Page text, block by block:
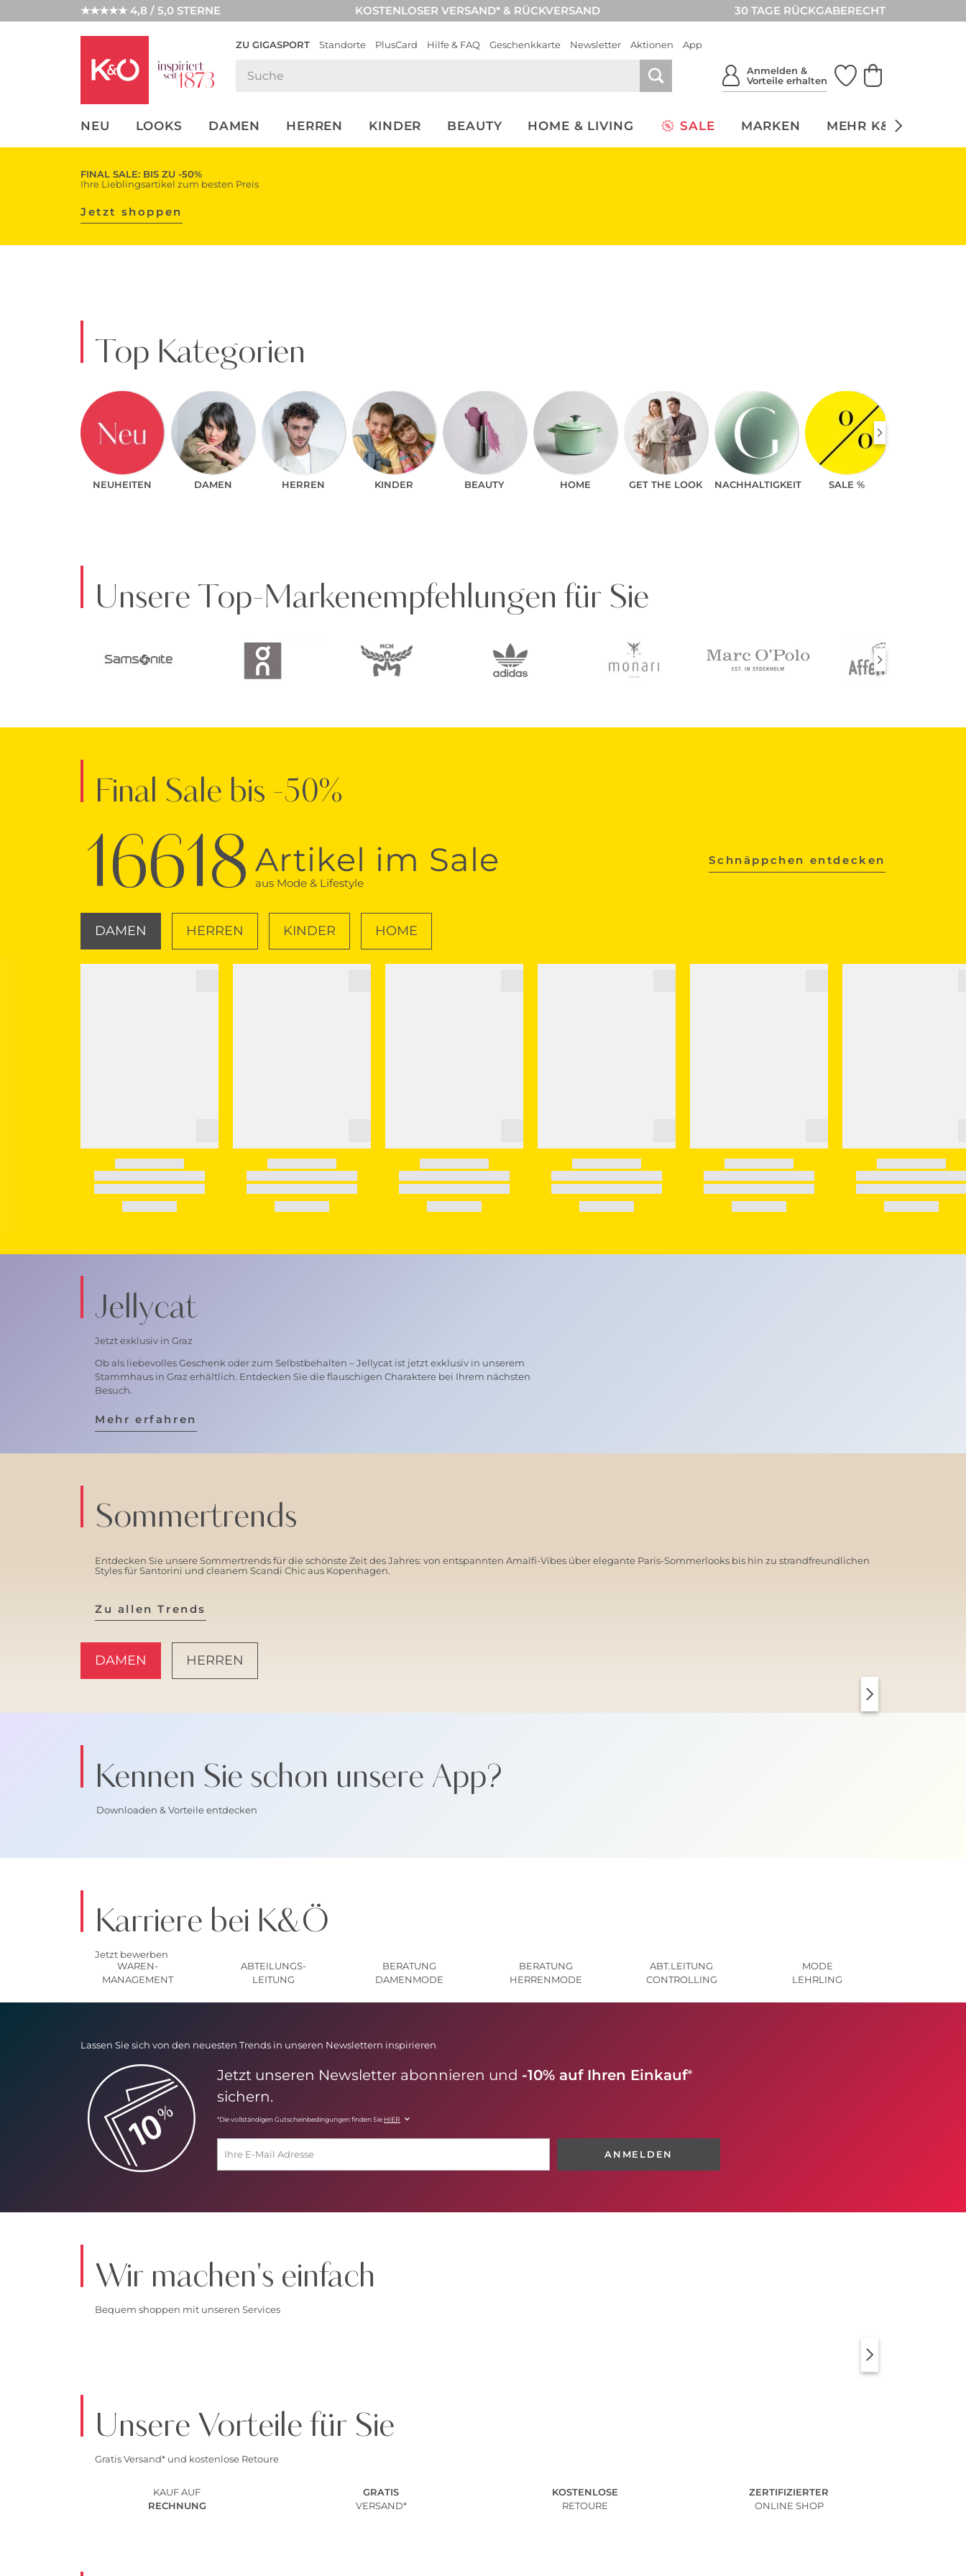
★★★★★ 4,8 / 5,0 STERNE KOSTENLOSER VERSAND* & RÜCKVERSAND 30 TAGE RÜCKGABERECHT
ZU GIGASPORT Standorte PlusCard Hilfe & FAQ Geschenkkarte Newsletter Aktionen App
Anmelden &
Vorteile erhalten
NEU LOOKS DAMEN HERREN KINDER BEAUTY HOME & LIVING SALE MARKEN MEHR K&Ö
UNSERE APP
CLICK &
FINAL SALE: BIS ZU -50%
Ihre Lieblingsartikel zum besten Preis
Jetzt shoppen
Top Kategorien
NEUHEITEN DAMEN HERREN KINDER BEAUTY HOME GET THE LOOK NACHHALTIGKEIT SALE %
Unsere Top-Markenempfehlungen für Sie
Final Sale bis -50%
16618 Artikel im Sale
aus Mode & Lifestyle
Schnäppchen entdecken
DAMEN HERREN KINDER HOME
Jellycat
Jetzt exklusiv in Graz
Ob als liebevolles Geschenk oder zum Selbstbehalten – Jellycat ist jetzt exklusiv in unserem
Stammhaus in Graz erhältlich. Entdecken Sie die flauschigen Charaktere bei Ihrem nächsten
Besuch.
Mehr erfahren
Sommertrends
Entdecken Sie unsere Sommertrends für die schönste Zeit des Jahres: von entspannten Amalfi-Vibes über elegante Paris-Sommerlooks bis hin zu strandfreundlichen
Styles für Santorini und cleanem Scandi Chic aus Kopenhagen.
Zu allen Trends
DAMEN HERREN
Kennen Sie schon unsere App?
Downloaden & Vorteile entdecken
Karriere bei K&Ö
Jetzt bewerben
WAREN-
MANAGEMENT
ABTEILUNGS-
LEITUNG
BERATUNG
DAMENMODE
BERATUNG
HERRENMODE
ABT.LEITUNG
CONTROLLING
MODE
LEHRLING
Lassen Sie sich von den neuesten Trends in unseren Newslettern inspirieren
Jetzt unseren Newsletter abonnieren und -10% auf Ihren Einkauf*
sichern.
*Die vollständigen Gutscheinbedingungen finden Sie HIER
ANMELDEN
Wir machen's einfach
Bequem shoppen mit unseren Services
Unsere Vorteile für Sie
Gratis Versand* und kostenlose Retoure
KAUF AUF
RECHNUNG
GRATIS
VERSAND*
KOSTENLOSE
RETOURE
ZERTIFIZIERTER
ONLINE SHOP